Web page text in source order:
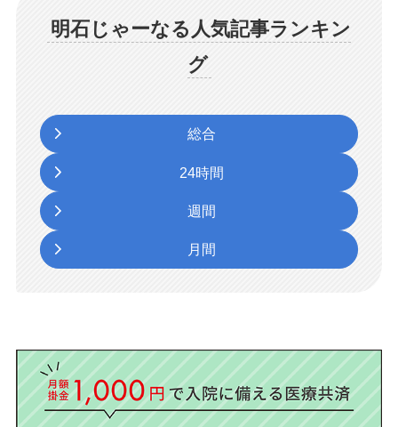
明石じゃーなる人気記事ランキン
グ
総合
24時間
週間
月間